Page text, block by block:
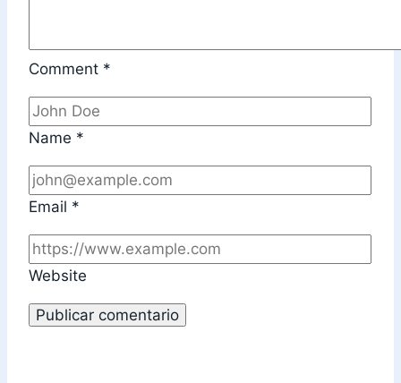
Comment *
Name *
Email *
Website